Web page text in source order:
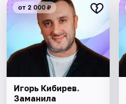
от 2 000 ₽
Игорь Кибирев.
Заманила